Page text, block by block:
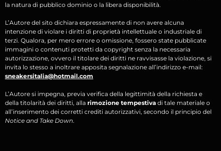
la natura di pubblico dominio o la libera disponibilità.
L’Autore del sito dichiara espressamente di non avere alcuna
intenzione di violare i diritti di proprietà intellettuale o industriale di
terzi. Qualora, per mero errore o omissione, fossero state pubblicate
immagini o contenuti protetti da copyright senza la necessaria
autorizzazione, ovvero il titolare dei diritti ne ravvisasse la violazione, si
invita lo stesso a inoltrare apposita segnalazione all’indirizzo e-mail:
sneakersitalia@hotmail.com
L’Autore si impegna, previa verifica della legittimità della richiesta e
della titolarità dei diritti, alla rimozione tempestiva di tale materiale o
all’inserimento dei corretti crediti autorizzativi, secondo il principio del
Notice and Take Down.